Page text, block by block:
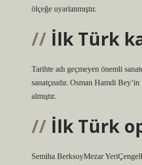
ölçeğe uyarlanmıştır.
İlk Türk
Tarihte adı geçmeyen önemli
sanatçısıdır. Osman Hamdi
almıştır.
İlk Türk
Semiha BerksoyMezar